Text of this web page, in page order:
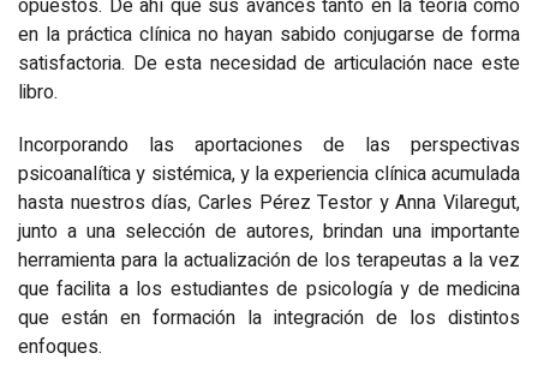
opuestos. De ahí que sus avances tanto en la teoría como
en la práctica clínica no hayan sabido conjugarse de forma
satisfactoria. De esta necesidad de articulación nace este
libro.
Incorporando las aportaciones de las perspectivas
psicoanalítica y sistémica, y la experiencia clínica acumulada
hasta nuestros días, Carles Pérez Testor y Anna Vilaregut,
junto a una selección de autores, brindan una importante
herramienta para la actualización de los terapeutas a la vez
que facilita a los estudiantes de psicología y de medicina
que están en formación la integración de los distintos
enfoques.